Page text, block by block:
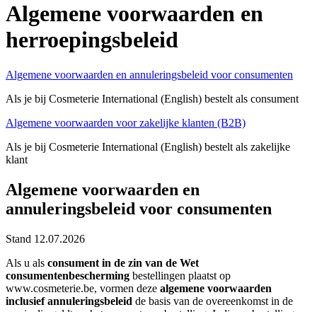
Algemene voorwaarden en
herroepingsbeleid
Algemene voorwaarden en annuleringsbeleid voor consumenten
Als je bij Cosmeterie International (English) bestelt als consument
Algemene voorwaarden voor zakelijke klanten (B2B)
Als je bij Cosmeterie International (English) bestelt als zakelijke
klant
Algemene voorwaarden en
annuleringsbeleid voor consumenten
Stand 12.07.2026
Als u als consument in de zin van de Wet
consumentenbescherming bestellingen plaatst op
www.cosmeterie.be, vormen deze algemene voorwaarden
inclusief annuleringsbeleid de basis van de overeenkomst in de